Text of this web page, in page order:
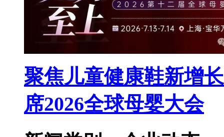
聚焦儿童健康鞋新增
席2026全球母婴大会